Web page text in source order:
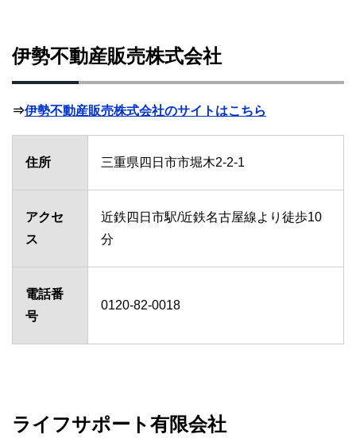
伊勢不動産販売株式会社
⇒伊勢不動産販売株式会社のサイトはこちら
住所 三重県四日市市堀木2-2-1
アクセ
ス
近鉄四日市駅/近鉄名古屋線より徒歩10
分
電話番
号
0120-82-0018
ライフサポート有限会社